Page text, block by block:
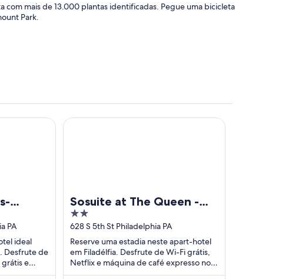
mais de 13.000 plantas identificadas. Pegue uma bicicleta
Park.
PA
ideal
Desfrute de
e
Stay
Sosuite at The Queen -
Queen Village
2
out
of
5
628 S 5th St Philadelphia PA
Reserve uma estadia neste apart-hotel
em Filadélfia. Desfrute de Wi-Fi grátis,
Netflix e máquina de café expresso no
quarto. Atrações populares como
Sosuite at The Queen - Queen Village